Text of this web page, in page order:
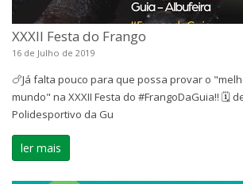
XXXII Festa do Frango
16 de Julho de 2019
🍗Já falta pouco para que possa provar o
mundo" na XXXII Festa do #FrangoDaGuia!! 🗓
Polidesportivo da Gu
ler mais